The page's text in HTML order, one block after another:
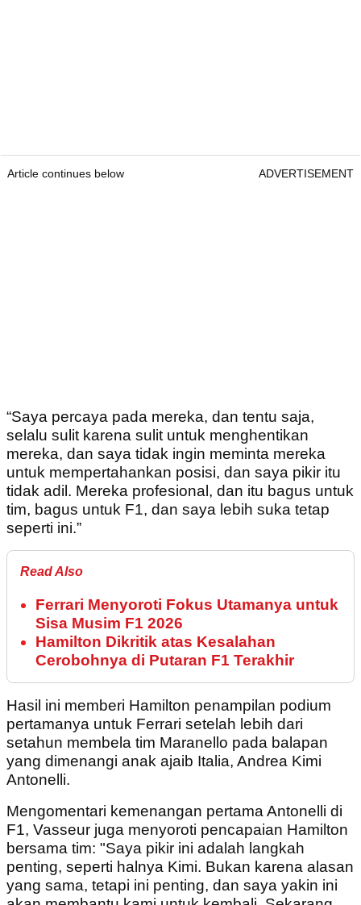
Article continues below ADVERTISEMENT
“Saya percaya pada mereka, dan tentu saja,
selalu sulit karena sulit untuk menghentikan
mereka, dan saya tidak ingin meminta mereka
untuk mempertahankan posisi, dan saya pikir itu
tidak adil. Mereka profesional, dan itu bagus untuk
tim, bagus untuk F1, dan saya lebih suka tetap
seperti ini.”
Read Also
Ferrari Menyoroti Fokus Utamanya untuk
Sisa Musim F1 2026
Hamilton Dikritik atas Kesalahan
Cerobohnya di Putaran F1 Terakhir
Hasil ini memberi Hamilton penampilan podium
pertamanya untuk Ferrari setelah lebih dari
setahun membela tim Maranello pada balapan
yang dimenangi anak ajaib Italia, Andrea Kimi
Antonelli.
Mengomentari kemenangan pertama Antonelli di
F1, Vasseur juga menyoroti pencapaian Hamilton
bersama tim: "Saya pikir ini adalah langkah
penting, seperti halnya Kimi. Bukan karena alasan
yang sama, tetapi ini penting, dan saya yakin ini